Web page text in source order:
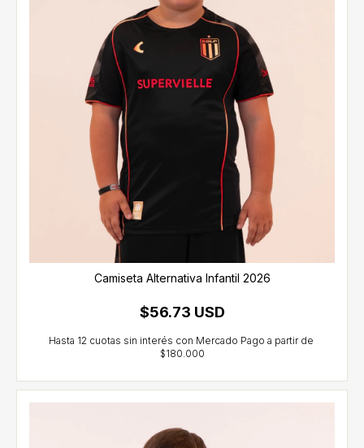
Camiseta Alternativa Infantil 2026
$56.73 USD